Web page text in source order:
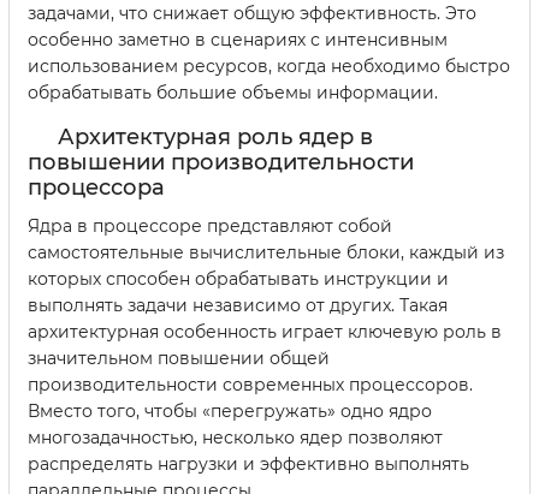
задачами, что снижает общую эффективность. Это
особенно заметно в сценариях с интенсивным
использованием ресурсов, когда необходимо быстро
обрабатывать большие объемы информации.
Архитектурная роль ядер в
повышении производительности
процессора
Ядра в процессоре представляют собой
самостоятельные вычислительные блоки, каждый из
которых способен обрабатывать инструкции и
выполнять задачи независимо от других. Такая
архитектурная особенность играет ключевую роль в
значительном повышении общей
производительности современных процессоров.
Вместо того, чтобы «перегружать» одно ядро
многозадачностью, несколько ядер позволяют
распределять нагрузки и эффективно выполнять